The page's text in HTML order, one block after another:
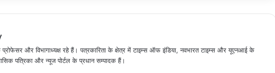
प्रोफेसर और विभागाध्यक्ष रहे हैं। पत्रकारिता के क्षेत्र में टाइम्स ऑफ इंडिया, नवभारत टाइम्स और यूएनआई के
पत्रिका और न्यूज पोर्टल के प्रधान सम्पादक हैं।